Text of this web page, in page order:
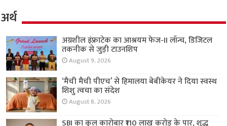
अर्थ
अग्रशील इंफ्राटेक का आश्रयम फेज-II लॉन्च, डिजिटल
तकनीक से जुड़ी टाउनशिप
August 9, 2026
‘मैची मैची पीएच’ से हिमालया बेबीकेयर ने दिया स्वस्थ
शिशु त्वचा का संदेश
August 8, 2026
SBI का कुल कारोबार ₹110 लाख करोड़ के पार, शुद्ध